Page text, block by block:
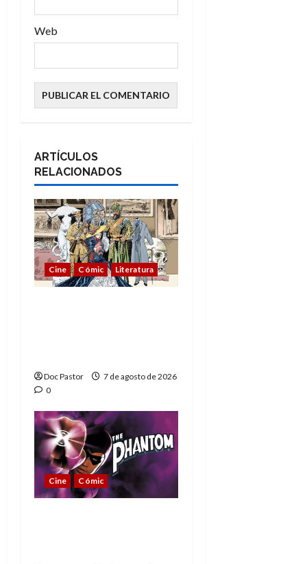
s
Web
ARTÍCULOS
RELACIONADOS
Cine Cómic Literatura
Doc Pastor
7 de agosto de 2026
0
Cine Cómic